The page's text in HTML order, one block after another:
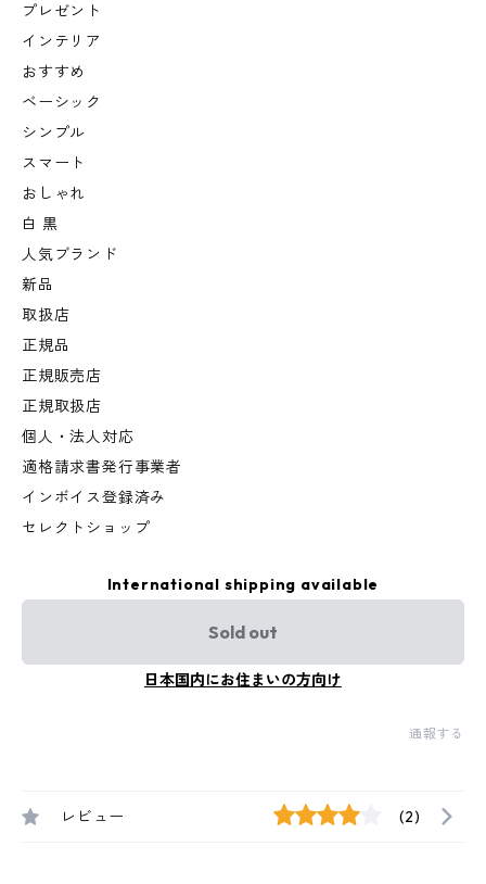
プレゼント
インテリア
おすすめ
ベーシック
シンプル
スマート
おしゃれ
白 黒
人気ブランド
新品
取扱店
正規品
正規販売店
正規取扱店
個人・法人対応
適格請求書発行事業者
インボイス登録済み
セレクトショップ
International shipping available
Sold out
日本国内にお住まいの方向け
通報する
レビュー (2)